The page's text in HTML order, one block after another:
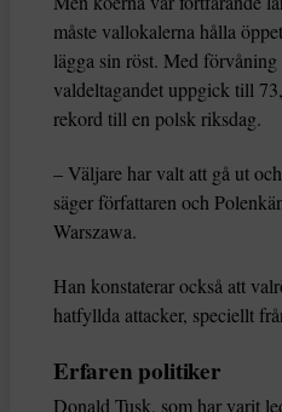
måste vallokalerna hålla
lägga sin röst. Med
valdeltagandet uppgick till
rekord till en polsk riksdag.
– Väljare har valt att gå ut
säger författaren och
Warszawa.
Han konstaterar också att
hatfyllda attacker, speciellt
Erfaren politiker
Donald Tusk, som har varit